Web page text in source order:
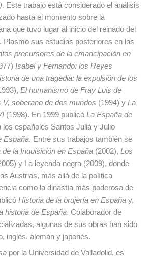
. Este trabajo está considerado el análisis
hasta el momento sobre la
que tuvo lugar al inicio del reinado del
Plasmó sus estudios posteriores en los
precursores de la emancipación en
Isabel y Fernando: los Reyes
de una tragedia: la expulsión de los
El humanismo de Fray Luis de
V, soberano de dos mundos (1994) y La
(1998). En 1999 publicó La España de
los españoles Santos Juliá y Julio
España. Entre sus trabajos también se
de la Inquisición en España (2002), Los
y La leyenda negra (2009), donde
Austrias, más allá de la política
como la dinastía más poderosa de
Historia de la brujería en España y,
historia de España. Colaborador de
algunas de sus obras han sido
inglés, alemán y japonés.
por la Universidad de Valladolid, es